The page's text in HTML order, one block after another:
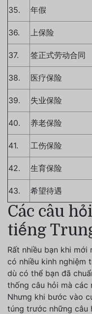
35. 年假
36. 上保险
37. 签正式劳动合同
38. 医疗保险
39. 失业保险
40. 养老保险
41. 工伤保险
42. 生育保险
43. 希望待遇
Các câu
tiếng
Rất nhiều bạn khi
có nhiều kinh nghiệm
dù có thể bạn đã
thống câu hỏi mà các
Nhưng khi bước vào
túng trước những câu